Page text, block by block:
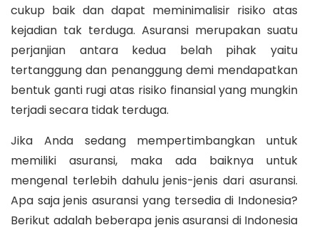
cukup baik dan dapat meminimalisir risiko atas
kejadian tak terduga. Asuransi merupakan suatu
perjanjian antara kedua belah pihak yaitu
tertanggung dan penanggung demi mendapatkan
bentuk ganti rugi atas risiko finansial yang mungkin
terjadi secara tidak terduga.
Jika Anda sedang mempertimbangkan untuk
memiliki asuransi, maka ada baiknya untuk
mengenal terlebih dahulu jenis-jenis dari asuransi.
Apa saja jenis asuransi yang tersedia di Indonesia?
Berikut adalah beberapa jenis asuransi di Indonesia